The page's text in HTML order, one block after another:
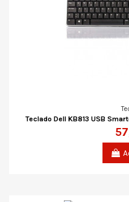
Teclado Dell KB813 USB